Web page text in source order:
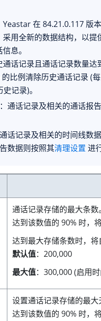
Yeastar 在 84.21.0.117版
用全新的数据结构，以提
息。
通话记录且通话记录数量达
比例清除历史通话记录 (
记录)。
通话记录及相关的通话报
话记录及相关的时间线数
数据则按照其清理设置 进
通话记录存储的最大条数
达到该数值的 90% 时，
达到最大存储条数时，
默认值： 200,000
最大值： 300,000 (启用
设置通话记录存储的最大
达到该数值的 90% 时，